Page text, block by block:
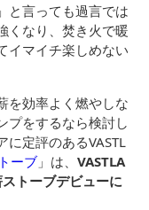
と言っても過言では
くなり、焚き火で暖
イマイチ楽しめない
を効率よく燃やしな
プをするなら検討し
定評のあるVASTL
ーブ 」は、 VASTLA
トーブデビューに